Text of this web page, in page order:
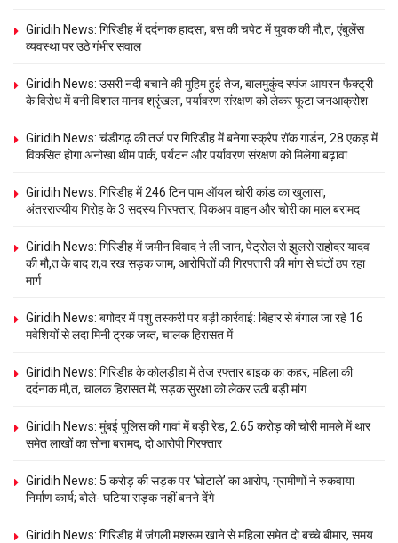
Giridih News: गिरिडीह में दर्दनाक हादसा, बस की चपेट में युवक की मौ,त, एंबुलेंस
व्यवस्था पर उठे गंभीर सवाल
Giridih News: उसरी नदी बचाने की मुहिम हुई तेज, बालमुकुंद स्पंज आयरन फैक्ट्री
के विरोध में बनी विशाल मानव श्रृंखला, पर्यावरण संरक्षण को लेकर फूटा जनआक्रोश
Giridih News: चंडीगढ़ की तर्ज पर गिरिडीह में बनेगा स्क्रैप रॉक गार्डन, 28 एकड़ में
विकसित होगा अनोखा थीम पार्क, पर्यटन और पर्यावरण संरक्षण को मिलेगा बढ़ावा
Giridih News: गिरिडीह में 246 टिन पाम ऑयल चोरी कांड का खुलासा,
अंतरराज्यीय गिरोह के 3 सदस्य गिरफ्तार, पिकअप वाहन और चोरी का माल बरामद
Giridih News: गिरिडीह में जमीन विवाद ने ली जान, पेट्रोल से झुलसे सहोदर यादव
की मौ,त के बाद श,व रख सड़क जाम, आरोपितों की गिरफ्तारी की मांग से घंटों ठप रहा
मार्ग
Giridih News: बगोदर में पशु तस्करी पर बड़ी कार्रवाई: बिहार से बंगाल जा रहे 16
मवेशियों से लदा मिनी ट्रक जब्त, चालक हिरासत में
Giridih News: गिरिडीह के कोलड़ीहा में तेज रफ्तार बाइक का कहर, महिला की
दर्दनाक मौ,त, चालक हिरासत में; सड़क सुरक्षा को लेकर उठी बड़ी मांग
Giridih News: मुंबई पुलिस की गावां में बड़ी रेड, 2.65 करोड़ की चोरी मामले में थार
समेत लाखों का सोना बरामद, दो आरोपी गिरफ्तार
Giridih News: 5 करोड़ की सड़क पर ‘घोटाले’ का आरोप, ग्रामीणों ने रुकवाया
निर्माण कार्य; बोले- घटिया सड़क नहीं बनने देंगे
Giridih News: गिरिडीह में जंगली मशरूम खाने से महिला समेत दो बच्चे बीमार, समय